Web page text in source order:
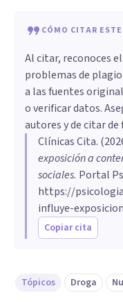
CÓMO CITAR
Al citar, reconoces
problemas de
a las fuentes
o verificar datos.
autores y de citar de
Clínicas Cita. (
exposición a
sociales. Portal
https://
influye-
Copiar cita
Tópicos Droga